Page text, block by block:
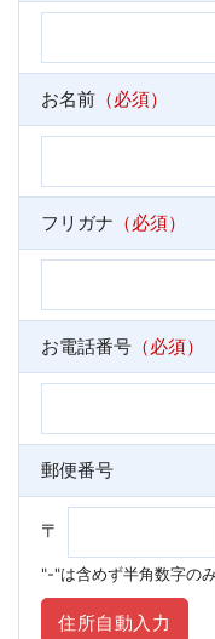
お名前 （必須）
フリガナ （必須）
お電話番号 （必須）
郵便番号
〒
"-"は含めず半角数字の